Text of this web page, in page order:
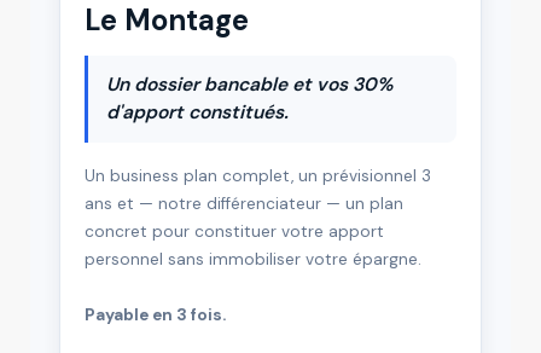
Le Montage
Un dossier bancable et vos 30%
d'apport constitués.
Un business plan complet, un prévisionnel 3
ans et — notre différenciateur — un plan
concret pour constituer votre apport
personnel sans immobiliser votre épargne.
Payable en 3 fois.